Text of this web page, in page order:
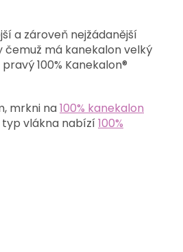
a zároveň nejžádanější
čemuž má kanekalon velký
100% Kanekalon®
mrkni na100% kanekalon
vlákna nabízí 100%